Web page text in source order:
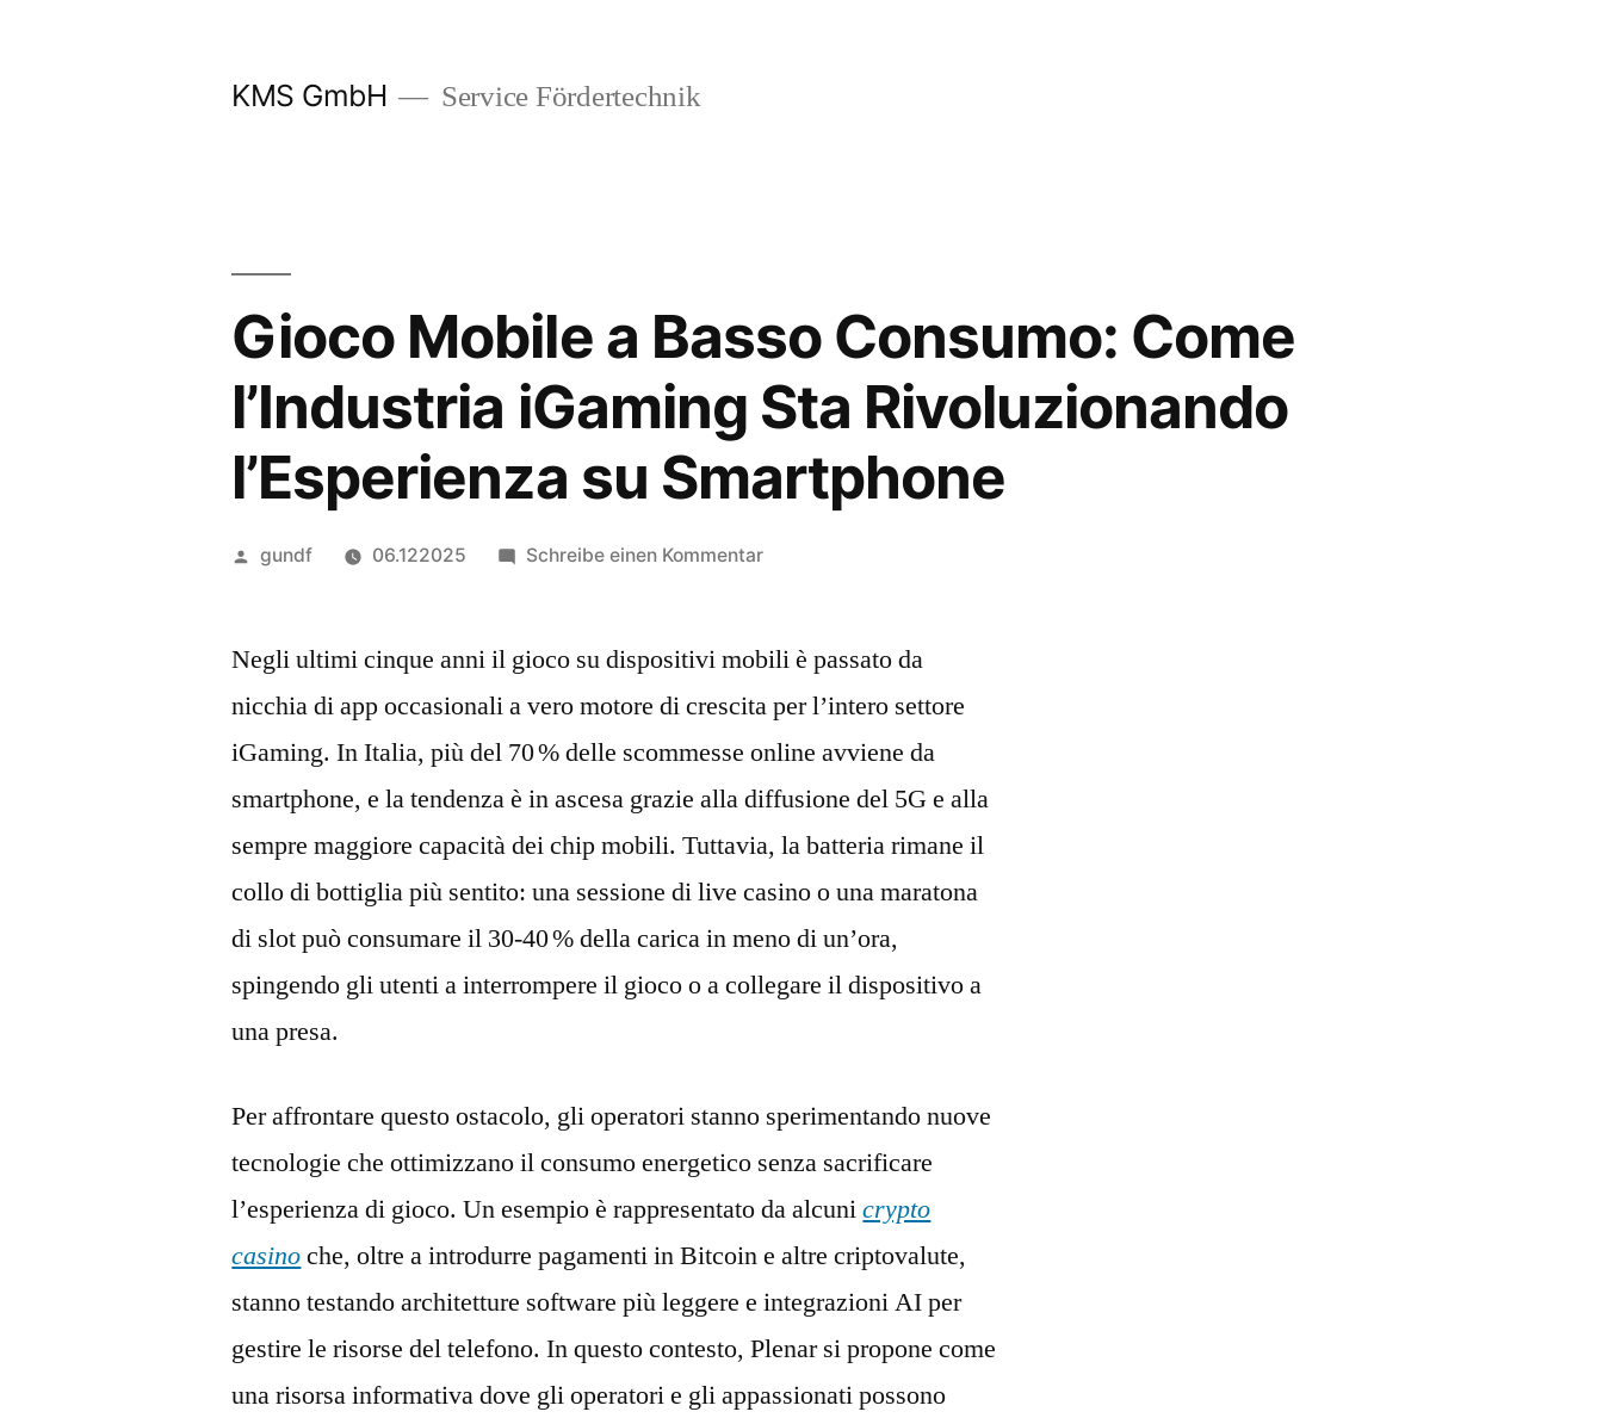
KMS GmbH Service Fördertechnik
Gioco Mobile a Basso Consumo: Come
l’Industria iGaming Sta Rivoluzionando
l’Esperienza su Smartphone
Veröffentlicht
gundf 06.122025 Schreibe einen Kommentarzu
a
Consumo:
Come
l’Industria
Sta
Rivoluzionando
su
Smartphone
Negli ultimi cinque anni il gioco su dispositivi mobili è passato da
nicchia di app occasionali a vero motore di crescita per l’intero settore
iGaming. In Italia, più del 70 % delle scommesse online avviene da
smartphone, e la tendenza è in ascesa grazie alla diffusione del 5G e alla
sempre maggiore capacità dei chip mobili. Tuttavia, la batteria rimane il
collo di bottiglia più sentito: una sessione di live casino o una maratona
di slot può consumare il 30‑40 % della carica in meno di un’ora,
spingendo gli utenti a interrompere il gioco o a collegare il dispositivo a
una presa.
Per affrontare questo ostacolo, gli operatori stanno sperimentando nuove
tecnologie che ottimizzano il consumo energetico senza sacrificare
l’esperienza di gioco. Un esempio è rappresentato da alcunicrypto
casinoche, oltre a introdurre pagamenti in Bitcoin e altre criptovalute,
stanno testando architetture software più leggere e integrazioni AI per
gestire le risorse del telefono. In questo contesto, Plenar si propone come
una risorsa informativa dove gli operatori e gli appassionati possono